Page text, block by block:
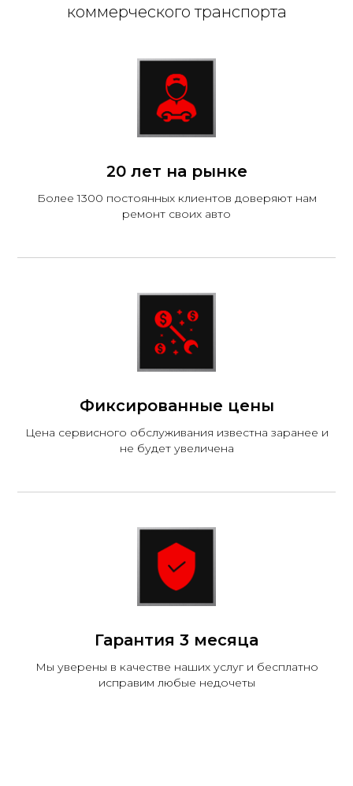
коммерческого транспорта
20 лет на рынке
Более 1300 постоянных клиентов доверяют нам
ремонт своих авто
Фиксированные цены
Цена сервисного обслуживания известна заранее и
не будет увеличена
Гарантия 3 месяца
Мы уверены в качестве наших услуг и бесплатно
исправим любые недочеты